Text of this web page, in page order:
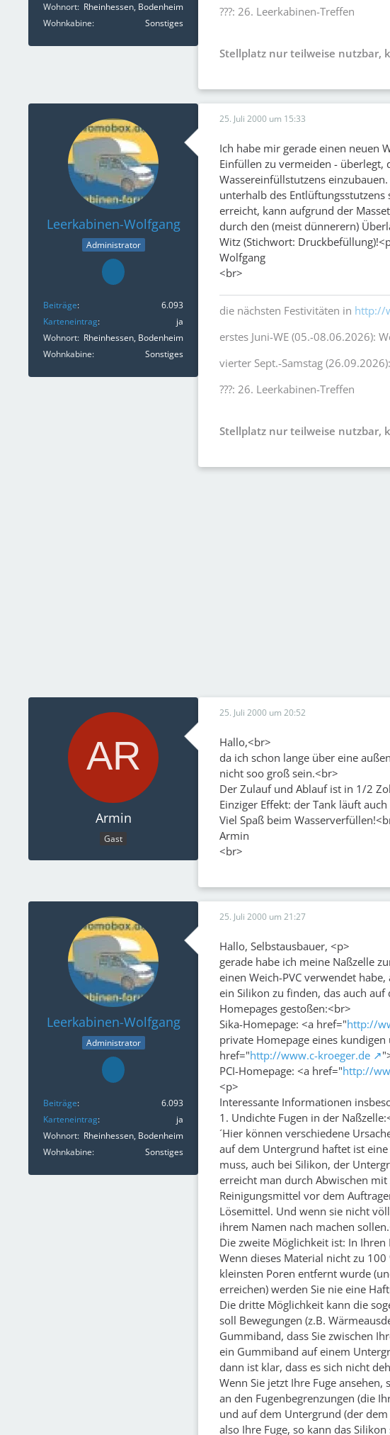
Wohnort Rheinhessen, Bodenheim
Wohnkabine
Sonstiges
???: 26. Leerkabinen-Treffen
Stellplatz nur teilweise nutzbar,
Leerkabinen-Wolfgang
Administrator
Beiträge
6.093
Karteneintrag
ja
Wohnort Rheinhessen, Bodenheim
Wohnkabine
Sonstiges
25. Juli 2000 um 15:33
Ich habe mir gerade einen neuen
Einfüllen zu vermeiden - überlegt,
Wassereinfüllstutzens einzubauen.
unterhalb des Entlüftungsstutzens
erreicht, kann aufgrund der
durch den (meist dünnerern)
Witz (Stichwort:
Wolfgang
<br>
die nächsten Festivitäten in http://
erstes Juni-WE (05.-08.06.2026):
vierter Sept.-Samstag
???: 26. Leerkabinen-Treffen
Stellplatz nur teilweise nutzbar,
Armin
Gast
25. Juli 2000 um 20:52
Hallo,<br>
da ich schon lange über eine
nicht soo groß sein.<br>
Der Zulauf und Ablauf ist in 1/2
Einziger Effekt: der Tank läuft
Viel Spaß beim
Armin
<br>
Leerkabinen-Wolfgang
Administrator
Beiträge
6.093
Karteneintrag
ja
Wohnort Rheinhessen, Bodenheim
Wohnkabine
Sonstiges
25. Juli 2000 um 21:27
Hallo, Selbstausbauer, <p>
gerade habe ich meine Naßzelle
einen Weich-PVC verwendet
ein Silikon zu finden, das auch
Homepages gestoßen:<br>
Sika-Homepage: <a href="http://
private Homepage eines
href="http://www.c-kroeger.de
PCI-Homepage: <a href="http://
<p>
Interessante Informationen
1. Undichte Fugen in der
´Hier können verschiedene
auf dem Untergrund haftet ist
muss, auch bei Silikon, der
erreicht man durch Abwischen
Reinigungsmittel vor dem
Lösemittel. Und wenn sie nicht
ihrem Namen nach machen
Die zweite Möglichkeit ist: In
Wenn dieses Material nicht zu
kleinsten Poren entfernt wurde
erreichen) werden Sie nie eine
Die dritte Möglichkeit kann die
soll Bewegungen (z.B.
Gummiband, dass Sie zwischen
ein Gummiband auf einem
dann ist klar, dass es sich nicht
Wenn Sie jetzt Ihre Fuge
an den Fugenbegrenzungen (die
und auf dem Untergrund (der
also Ihre Fuge, so kann das